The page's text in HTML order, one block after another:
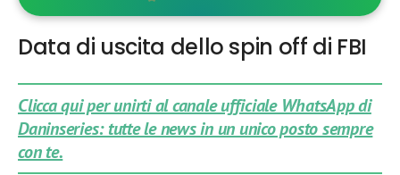
Data di uscita dello spin off di FBI
Clicca qui per unirti al canale ufficiale WhatsApp di
Daninseries: tutte le news in un unico posto sempre
con te.